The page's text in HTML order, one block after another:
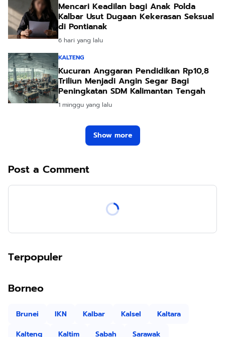
Mencari Keadilan bagi Anak Polda
Kalbar Usut Dugaan Kekerasan Seksual
di Pontianak
6 hari yang lalu
KALTENG
Kucuran Anggaran Pendidikan Rp10,8
Triliun Menjadi Angin Segar Bagi
Peningkatan SDM Kalimantan Tengah
1 minggu yang lalu
Show more
Post a Comment
Terpopuler
Borneo
Brunei IKN Kalbar Kalsel
Kaltara
Kalteng
Kaltim Sabah Sarawak